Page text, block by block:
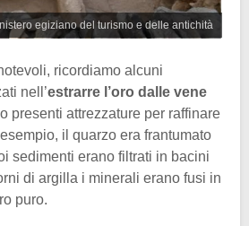
egiziano del turismo e delle antichità
ricordiamo alcuni
nell’estrarre l’oro dalle vene
presenti attrezzature per raffinare
il quarzo era frantumato
sedimenti erano filtrati in bacini
di argilla i minerali erano fusi in
puro.